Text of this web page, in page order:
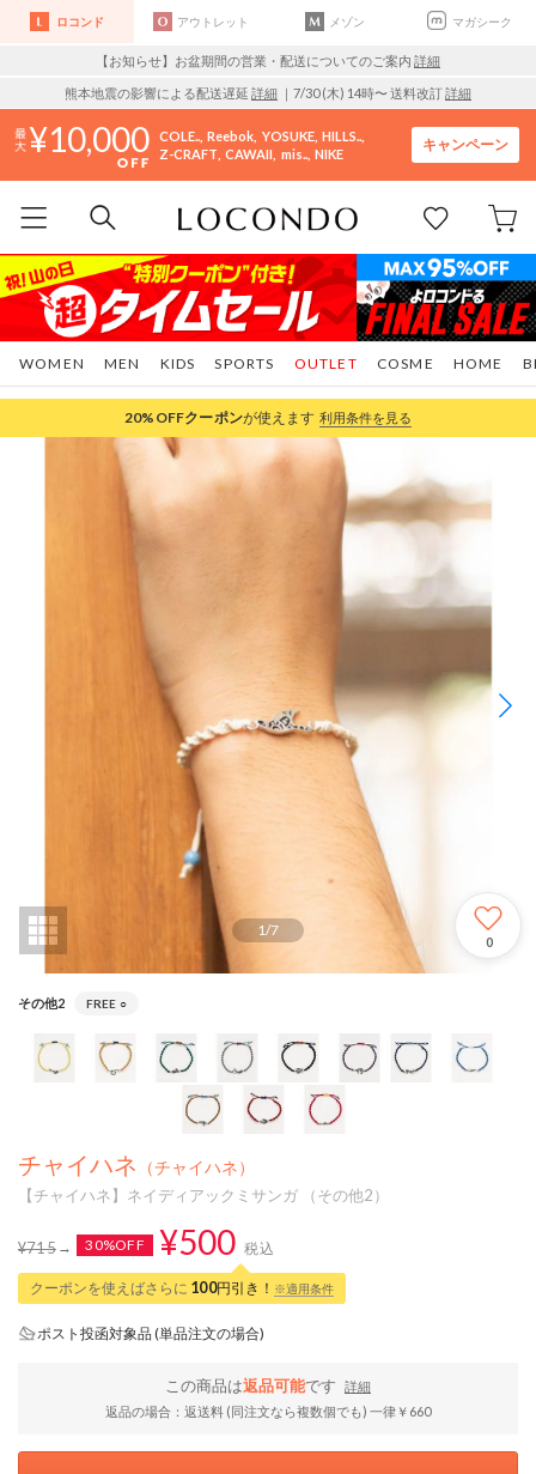
ロコンド アウトレット メゾン マガシーク
【お知らせ】お盆期間の営業・配送についてのご案内 詳細
熊本地震の影響による配送遅延 詳細 ｜7/30 (木) 14時〜 送料改訂詳細
10,000 COLE.. Reebok YOSUKE HILLS..
Z-CRAFT CAWAII mis.. NIKE
キャンペーン
WOMEN MEN KIDS SPORTS COSME HOME
OUTLET
20%OFFクーポンが使えます 利用条件を見る
1/7
0
その他2 FREE ○
チャイハネ （チャイハネ）
【チャイハネ】ネイディアックミサンガ （その他2）
¥715 30%OFF ¥500 税込
クーポンを使えばさらに 100円引き！ ※適用条件
ポスト投函対象品 (単品注文の場合)
この商品は返品可能です
詳細
返品の場合：返送料 (同注文なら複数個でも) 一律￥660